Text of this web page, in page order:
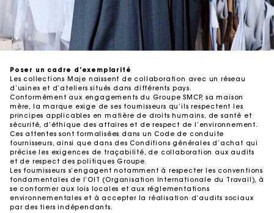
Poser un cadre d’exemplarité
Les collections Maje naissent de collaboration avec un réseau
d’usines et d’ateliers situés dans différents pays.
Conformément aux engagements du Groupe SMCP, sa maison
mère, la marque exige de ses fournisseurs qu’ils respectent les
principes applicables en matière de droits humains, de santé et
sécurité, d’éthique des affaires et de respect de l’environnement.
Ces attentes sont formalisées dans un Code de conduite
fournisseurs, ainsi que dans des Conditions générales d’achat qui
précise les exigences de traçabilité, de collaboration aux audits
et de respect des politiques Groupe.
Les fournisseurs s’engagent notamment à respecter les conventions
fondamentales de l’OIT (Organisation Internationale du Travail), à
se conformer aux lois locales et aux réglementations
environnementales et à accepter la réalisation d’audits sociaux
par des tiers indépendants.